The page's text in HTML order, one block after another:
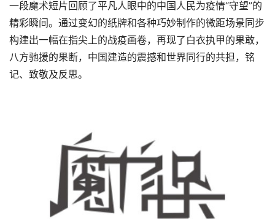
一段魔术短片回顾了平凡人眼中的中国人民为疫情“守望”的
精彩瞬间。通过变幻的纸牌和各种巧妙制作的微距场景同步
构建出一幅在指尖上的战疫画卷，再现了白衣执甲的果敢，
八方驰援的果断，中国建造的震撼和世界同行的共担，铭
记、致敬及反思。